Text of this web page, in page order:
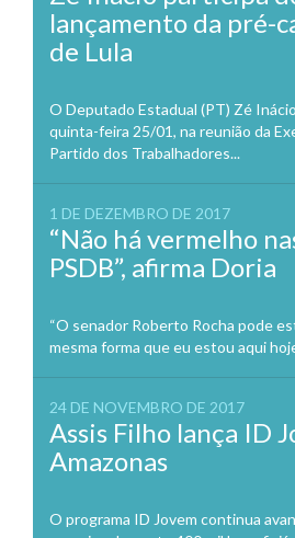
lançamento da pré-
de Lula
O Deputado Estadual (PT) Zé
quinta-feira 25/01, na reunião da
Partido dos Trabalhadores...
1 DE DEZEMBRO DE 2017
“Não há vermelho
PSDB”, afirma Doria
“O senador Roberto Rocha pode
mesma forma que eu estou aqui
24 DE NOVEMBRO DE 2017
Assis Filho lança ID
Amazonas
O programa ID Jovem continua